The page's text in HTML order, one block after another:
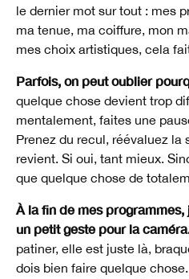
le dernier mot sur tout : mes
ma tenue, ma coiffure, mon
mes choix artistiques, cela
Parfois, on peut oublier
quelque chose devient trop
mentalement, faites une
Prenez du recul, réévaluez
revient. Si oui, tant mieux.
que quelque chose de
À la fin de mes
un petit geste pour la
patiner, elle est juste là,
dois bien faire quelque